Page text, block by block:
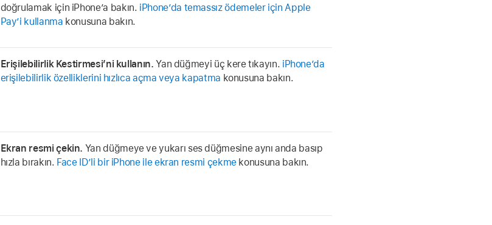
doğrulamak için iPhone’a bakın. iPhone’da temassız ödemeler için Apple
Pay’i kullanma konusuna bakın.
Erişilebilirlik Kestirmesi’ni kullanın. Yan düğmeyi üç kere tıkayın. iPhone’da
erişilebilirlik özelliklerini hızlıca açma veya kapatma konusuna bakın.
Ekran resmi çekin. Yan düğmeye ve yukarı ses düğmesine aynı anda basıp
hızla bırakın. Face ID’li bir iPhone ile ekran resmi çekmekonusuna bakın.